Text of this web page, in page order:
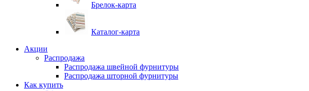
Брелок-карта
Каталог-карта
Акции
Распродажа
Распродажа швейной фурнитуры
Распродажа шторной фурнитуры
Как купить